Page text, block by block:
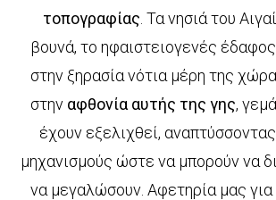
τοπογραφίας . Τα νησιά του
βουνά, το ηφαιστειογενές
στην ξηρασία νότια μέρη της
στην αφθονία αυτής της γης,
έχουν εξελιχθεί,
μηχανισμούς ώστε να μπορούν να
να μεγαλώσουν. Αφετηρία μας για